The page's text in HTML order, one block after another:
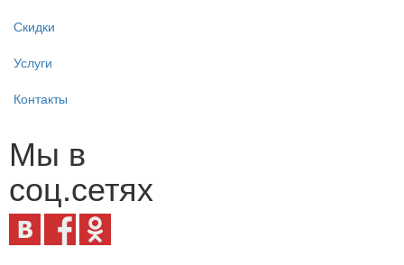
Скидки
Услуги
Контакты
Мы в
соц.сетях